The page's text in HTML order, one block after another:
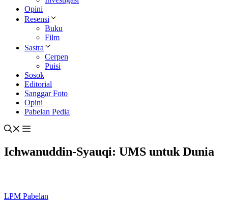
Opini
Resensi
Buku
Film
Sastra
Cerpen
Puisi
Sosok
Editorial
Sanggar Foto
Opini
Pabelan Pedia
Ichwanuddin-Syauqi: UMS untuk Dunia
LPM Pabelan